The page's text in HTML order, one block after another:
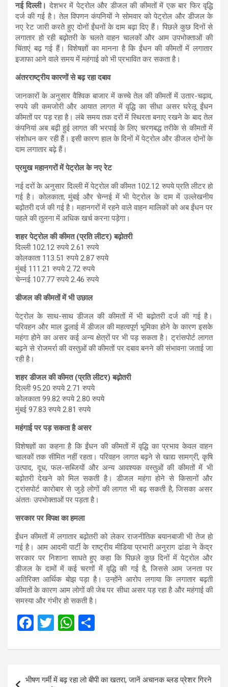
नई दिल्ली। देशभर में पेट्रोल और डीजल की कीमतों में एक बार फिर वृद्धि
दर्ज की गई है। तेल विपणन कंपनियों ने सोमवार को पेट्रोल और डीजल के
नए रेट जारी करते हुए दोनों ईंधनों के दाम बढ़ा दिए हैं। पिछले कुछ दिनों से
लगातार हो रही बढ़ोतरी के चलते वाहन चालकों और आम उपभोक्ताओं की
चिंताएं बढ़ गई हैं। विशेषज्ञों का मानना है कि ईंधन की कीमतों में लगातार
इजाफा आने वाले समय में महंगाई को भी प्रभावित कर सकता है।
अंतरराष्ट्रीय कारणों से बढ़ रहा दबाव
जानकारों के अनुसार वैश्विक बाजार में कच्चे तेल की कीमतों में उतार-चढ़ाव,
रुपये की कमजोरी और आयात लागत में वृद्धि का सीधा असर घरेलू ईंधन
कीमतों पर पड़ रहा है। लंबे समय तक दरों में स्थिरता बनाए रखने के बाद तेल
कंपनियां अब बढ़ी हुई लागत की भरपाई के लिए चरणबद्ध तरीके से कीमतों में
संशोधन कर रही हैं। इसी कारण हाल के दिनों में पेट्रोल और डीजल दोनों के
दाम लगातार बढ़े हैं।
प्रमुख महानगरों में पेट्रोल के नए रेट
नई दरों के अनुसार दिल्ली में पेट्रोल की कीमत 102.12 रुपये प्रति लीटर हो
गई है। कोलकाता, मुंबई और चेन्नई में भी पेट्रोल के दाम में उल्लेखनीय
बढ़ोतरी दर्ज की गई है। महानगरों में रहने वाले वाहन मालिकों को अब ईंधन पर
पहले की तुलना में अधिक खर्च करना पड़ेगा।
शहर पेट्रोल की कीमत (प्रति लीटर) बढ़ोतरी
दिल्ली 102.12 रुपये 2.61 रुपये
कोलकाता 113.51 रुपये 2.87 रुपये
मुंबई 111.21 रुपये 2.72 रुपये
चेन्नई 107.77 रुपये 2.46 रुपये
डीजल की कीमतों में भी उछाल
पेट्रोल के साथ-साथ डीजल की कीमतों में भी बढ़ोतरी दर्ज की गई है।
परिवहन और माल ढुलाई में डीजल की महत्वपूर्ण भूमिका होने के कारण इसके
महंगा होने का असर कई अन्य क्षेत्रों पर भी पड़ सकता है। ट्रांसपोर्ट लागत
बढ़ने से रोजमर्रा की वस्तुओं की कीमतों पर दबाव बनने की संभावना जताई जा
रही है।
शहर डीजल की कीमत (प्रति लीटर) बढ़ोतरी
दिल्ली 95.20 रुपये 2.71 रुपये
कोलकाता 99.82 रुपये 2.80 रुपये
मुंबई 97.83 रुपये 2.81 रुपये
महंगाई पर पड़ सकता है असर
विशेषज्ञों का कहना है कि ईंधन की कीमतों में वृद्धि का प्रभाव केवल वाहन
चालकों तक सीमित नहीं रहता। परिवहन लागत बढ़ने से खाद्य सामग्री, कृषि
उत्पाद, दूध, फल-सब्जियों और अन्य आवश्यक वस्तुओं की कीमतों में भी
बढ़ोतरी देखने को मिल सकती है। डीजल महंगा होने से किसानों और
ट्रांसपोर्ट कारोबार से जुड़े लोगों की लागत भी बढ़ सकती है, जिसका असर
अंततः उपभोक्ताओं पर पड़ता है।
सरकार पर विपक्ष का हमला
ईंधन कीमतों में लगातार बढ़ोतरी को लेकर राजनीतिक बयानबाजी भी तेज हो
गई है। आम आदमी पार्टी के राष्ट्रीय मीडिया प्रभारी अनुराग ढांडा ने केंद्र
सरकार पर निशाना साधते हुए कहा कि पिछले कुछ दिनों में पेट्रोल और
डीजल के दामों में कई चरणों में वृद्धि की गई है, जिससे आम जनता पर
अतिरिक्त आर्थिक बोझ पड़ा है। उन्होंने आरोप लगाया कि लगातार बढ़ती
कीमतों के कारण आम लोगों की जेब पर सीधा असर पड़ रहा है और महंगाई की
समस्या और गंभीर हो सकती है।
F
ce
T
tt
er
W
at ar
e
Post
भीषण गर्मी में बढ़ रहा लो बीपी का खतरा, जानें अचानक ब्लड प्रेशर गिरने